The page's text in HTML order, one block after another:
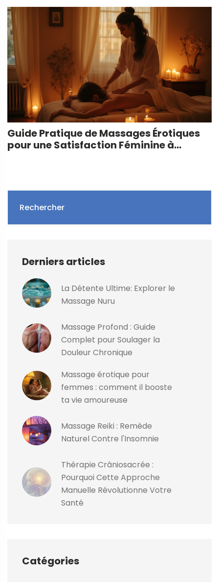
Guide Pratique de Massages Érotiques
pour une Satisfaction Féminine à
Rechercher
Derniers articles
La Détente Ultime: Explorer le
Massage Nuru
Massage Profond : Guide
Complet pour Soulager la
Douleur Chronique
Massage érotique pour
femmes : comment il booste
ta vie amoureuse
Massage Reiki : Remède
Naturel Contre l'Insomnie
Thérapie Crâniosacrée :
Pourquoi Cette Approche
Manuelle Révolutionne Votre
Santé
Catégories